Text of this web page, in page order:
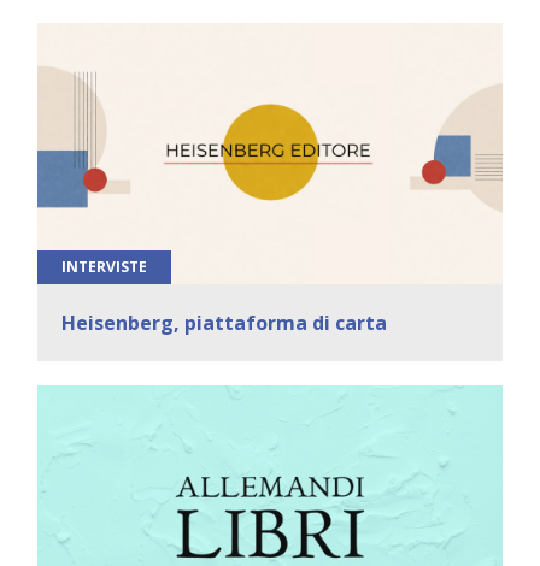
INTERVISTE
Heisenberg, piattaforma di carta